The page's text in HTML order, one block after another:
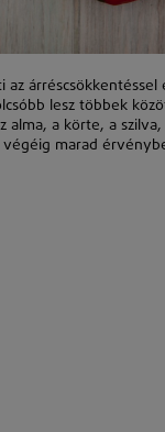
az
lesz többek
a körte, a szilva,
marad